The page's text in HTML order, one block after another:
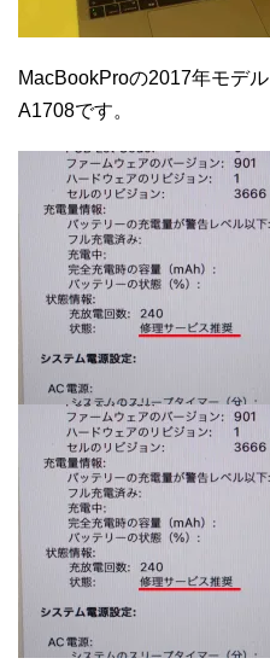
MacBookProの2017年モデル
A1708です。